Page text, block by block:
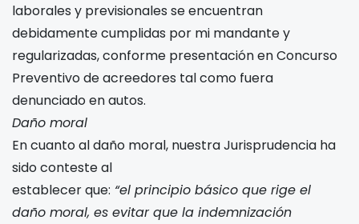
laborales y previsionales se encuentran
debidamente cumplidas por mi mandante y
regularizadas, conforme presentación en Concurso
Preventivo de acreedores tal como fuera
denunciado en autos.
Daño moral
En cuanto al daño moral, nuestra Jurisprudencia ha
sido conteste al
establecer que: “el principio básico que rige el
daño moral, es evitar que la indemnización